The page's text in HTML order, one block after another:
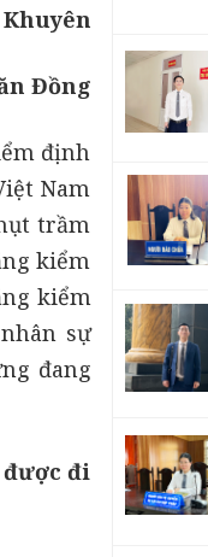
Đồng
định
Nam
trầm
kiểm
kiểm
sự
đang
đi